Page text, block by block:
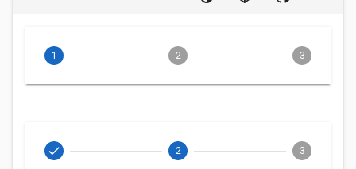
CANCEL
1 2 3
check 2 3